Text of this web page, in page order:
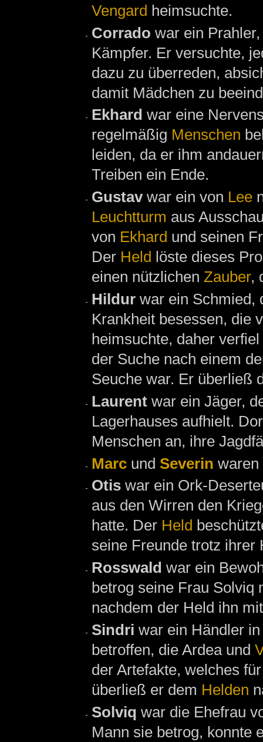
Vengard heimsuchte.
Corrado war ein
Kämpfer. Er versuchte,
dazu zu überreden,
damit Mädchen zu
Ekhard war eine
regelmäßig Menschen
leiden, da er ihm
Treiben ein Ende.
Gustavwar ein von Lee
Leuchtturm aus
von Ekhard und seinen
Der Held löste dieses
einen nützlichen Zauber,
Hildur war ein Schmied,
Krankheit besessen, die
heimsuchte, daher
der Suche nach einem
Seuche war. Er überließ
Laurent war ein Jäger,
Lagerhauses aufhielt.
Menschen an, ihre
Marc und Severin
Otis war ein Ork-
aus den Wirren den
hatte. Der Held
seine Freunde trotz ihrer
Rosswald war ein
betrog seine Frau Solviq
nachdem der Held ihn
Sindri war ein Händler in
betroffen, die Ardea und
der Artefakte, welches
überließ er dem Helden
Solviq war die Ehefrau
Mann sie betrog, konnte